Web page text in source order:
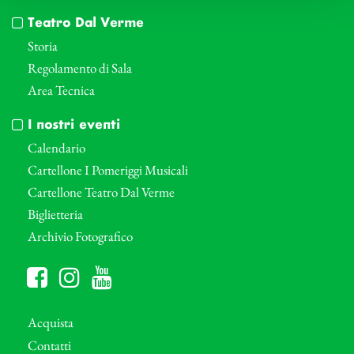
Teatro Dal Verme
Storia
Regolamento di Sala
Area Tecnica
I nostri eventi
Calendario
Cartellone I Pomeriggi Musicali
Cartellone Teatro Dal Verme
Biglietteria
Archivio Fotografico
Acquista
Contatti